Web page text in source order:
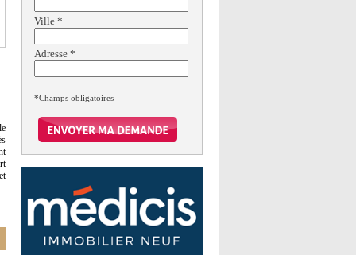
Ville *
Adresse *
*Champs obligatoires